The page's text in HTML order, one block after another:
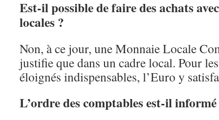
Est-il possible de faire des achats
locales ?
Non, à ce jour, une Monnaie Locale
justifie que dans un cadre local. Pour
éloignés indispensables, l’Euro y
L’ordre des comptables est-il